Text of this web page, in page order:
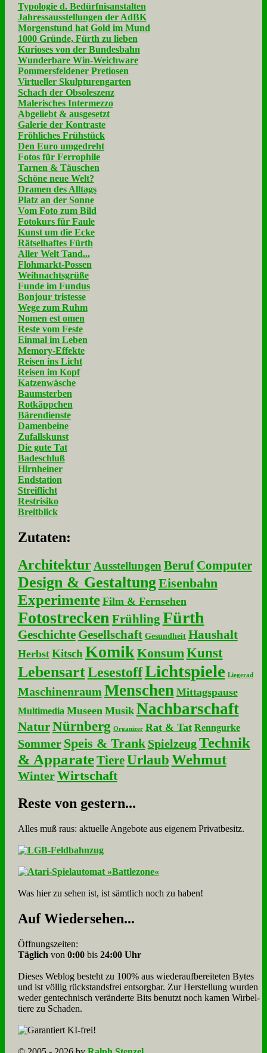
Typologie d. Bedürfnisanstalten
Jahressausstellungen der AdBK
Morgenstund hat Gold im Mund
1000 Gründe, Fürth zu lieben
Kurioses von der Bundesbahn
Wunderbare Win-Weichware
Pommersfeldener Pretiosen
Virtueller Skulpturengarten
Schach der Obsoleszenz
Malerisches Intermezzo
Abgeliebt & ausgesetzt
Galerie der Kontraste
Fröhliches Frühstück
Den Euro umgedreht
Fotos für Ferrophile
Tarnen & Täuschen
Schöne neue Welt?
Dramen des Alltags
Platz an der Sonne
Vom Foto zum Bild
Fotokurs für Faule
Kunst um die Ecke
Rätselhaftes Fürth
Aller Welt Tand...
Flohmarkt-Possen
Weihnachtsgrüße
Funde im Fundus
Bonjour tristesse
Wege zum Ruhm
Nomen est omen
Reste vom Feste
Einmal im Leben
Memory-Effekte
Reisen ins Licht
Reisen im Kopf
Katzenwäsche
Baumsterben
Rotkäppchen
Bärendienste
Damenbeine
Zufallskunst
Die gute Tat
Badeschluß
Hirnheiner
Endstation
Streiflicht
Restrisiko
Breitblick
Zu­ta­ten:
Architektur Ausstellungen Beruf Computer
Design & GestaltungEisenbahn
Experimente Film & Fernsehen
Fotostrecken Frühling Fürth
Geschichte Gesellschaft Gesundheit Haushalt
Herbst Kitsch KomikKonsumKunst
LebensartLesestoffLichtspiele Liegerad
Maschinenraum Menschen Mittagspause
Multimedia Museen Musik Nachbarschaft
NaturNürnberg Organizer Rat & Tat Renngurke
Sommer Speis & Trank Spielzeug Technik
& Apparate Tiere UrlaubWehmut
Winter Wirtschaft
Re­ste von ge­stern...
Alles muß raus: aktuelle An­ge­bo­te aus eigenem Privatbesitz.
Was hier zu sehen ist, ist sämt­lich noch zu haben!
Auf Wie­der­se­hen...
Öffnungszeiten:
Täglich von 0:00bis 24:00 Uhr
Dieses Weblog besteht zu 100% aus wie­der­auf­bereite­ten Bytes
und ist völlig rück­stands­frei ent­sorg­bar. Zur Herstellung wurden
weder gen­tech­nisch veränderte Bits benutzt noch kamen Wir­bel­
tiere zu Scha­den.